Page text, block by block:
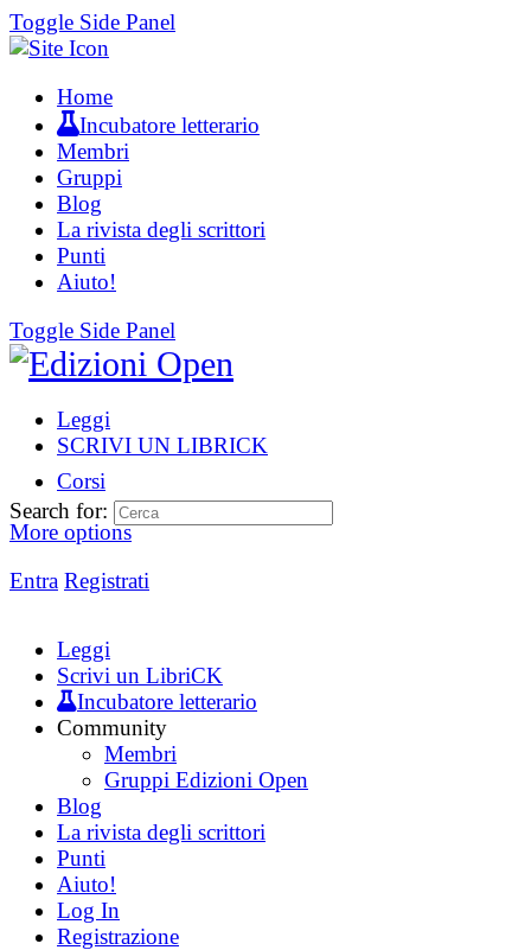
Toggle Side Panel
Home
Incubatore letterario
Membri
Gruppi
Blog
La rivista degli scrittori
Punti
Aiuto!
Toggle Side Panel
Leggi
SCRIVI UN LIBRICK
Corsi
More options
Entra Registrati
Search for:
Leggi
Scrivi un LibriCK
Incubatore letterario
Community
Membri
Gruppi Edizioni Open
Blog
La rivista degli scrittori
Punti
Aiuto!
Log In
Registrazione